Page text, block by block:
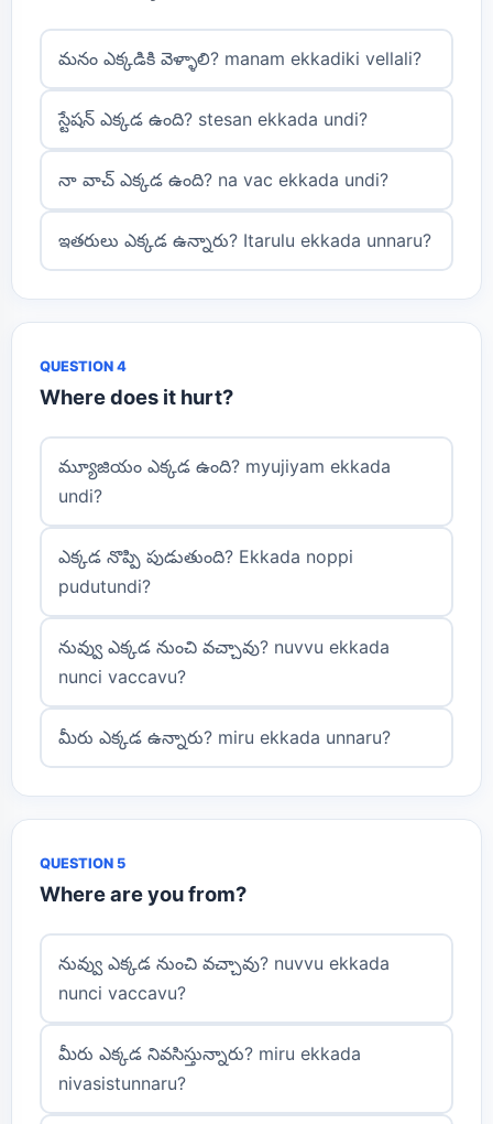
మనం ఎక్కడికి వెళ్ళాలి? manam ekkadiki vellali?
స్టేషన్ ఎక్కడ ఉంది? stesan ekkada undi?
నా వాచ్ ఎక్కడ ఉంది? na vac ekkada undi?
ఇతరులు ఎక్కడ ఉన్నారు? Itarulu ekkada unnaru?
QUESTION 4
Where does it hurt?
మ్యూజియం ఎక్కడ ఉంది? myujiyam ekkada
undi?
ఎక్కడ నొప్పి పుడుతుంది? Ekkada noppi
pudutundi?
నువ్వు ఎక్కడ నుంచి వచ్చావు? nuvvu ekkada
nunci vaccavu?
మీరు ఎక్కడ ఉన్నారు? miru ekkada unnaru?
QUESTION 5
Where are you from?
నువ్వు ఎక్కడ నుంచి వచ్చావు? nuvvu ekkada
nunci vaccavu?
మీరు ఎక్కడ నివసిస్తున్నారు? miru ekkada
nivasistunnaru?